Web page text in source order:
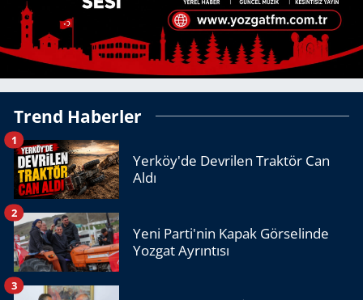
Trend Haberler
Yerköy'de Devrilen Traktör Can
Aldı
1
Yeni Parti'nin Kapak Görselinde
Yozgat Ayrıntısı
2
3